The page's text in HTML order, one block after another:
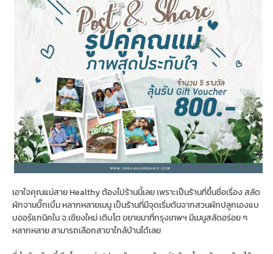
เอาใจคุณแม่สาย Healthy ต้องไปร้านนี้เลย เพราะเป็นร้านที่ขึ้นชื่อเรื่อง สลัด
ผักจานบิ๊กเบิ้ม หลากหลายเมนู เป็นร้านที่มีจุดเริ่มต้นจากสวนผักปลูกเองแบ
บออร์แกนิคใน จ.​เชียงใหม่ เติบโต ขยายมาที่กรุงเทพฯ มีเมนูสลัดอร่อย ๆ
หลากหลาย สามารถเลือกสาขาใกล้บ้านได้เลย